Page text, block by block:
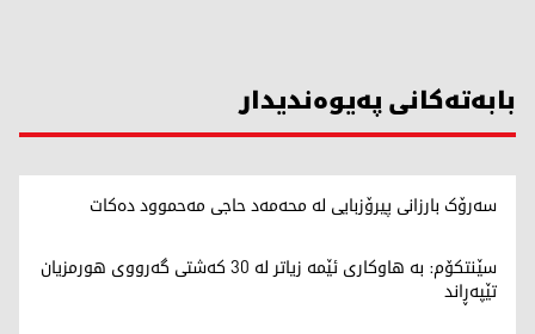
بابەتەکانی پەیوەندیدار
سەرۆک بارزانی پیرۆزبایی لە محەمەد حاجی مەحموود دەکات
سێنتکۆم: بە هاوکاری ئێمە زیاتر لە 30 کەشتی گەرووی هورمزیان
تێپەڕاند